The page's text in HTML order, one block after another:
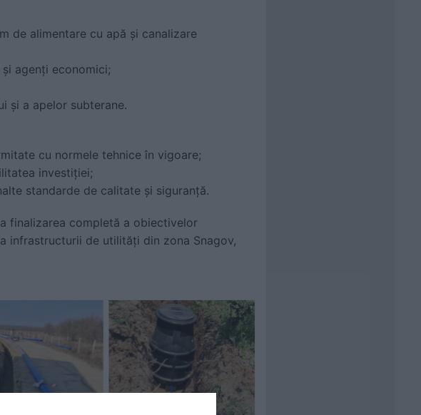
de alimentare cu apă și canalizare
agenți economici;
și a apelor subterane.
cu normele tehnice în vigoare;
investiției;
standarde de calitate și siguranță.
finalizarea completă a obiectivelor
infrastructurii de utilități din zona Snagov,